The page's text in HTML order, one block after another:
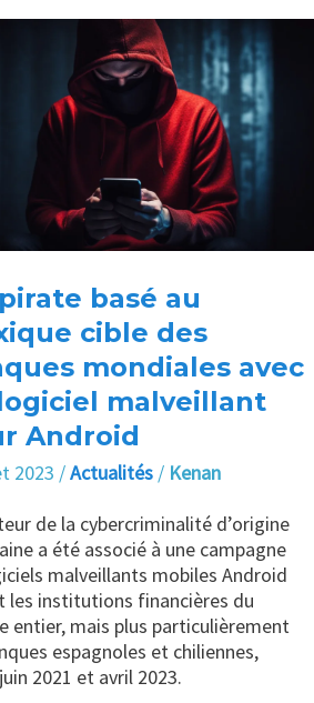
basé au
cible des
mondiales avec
malveillant
Android
2023 /Actualités / Kenan
de la cybercriminalité d’origine
a été associé à une campagne
malveillants mobiles Android
les institutions financières du
entier, mais plus particulièrement
espagnoles et chiliennes,
2021 et avril 2023.